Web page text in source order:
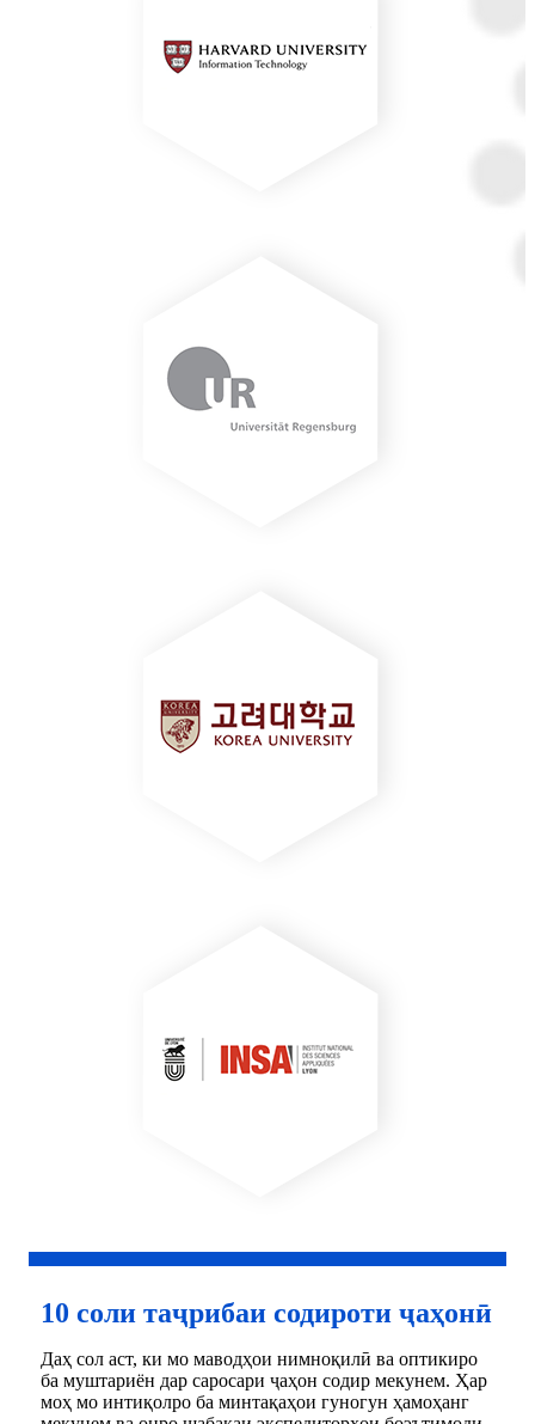
10 соли таҷрибаи содироти ҷаҳонӣ
Даҳ сол аст, ки мо маводҳои нимноқилӣ ва оптикиро
ба муштариён дар саросари ҷаҳон содир мекунем. Ҳар
моҳ мо интиқолро ба минтақаҳои гуногун ҳамоҳанг